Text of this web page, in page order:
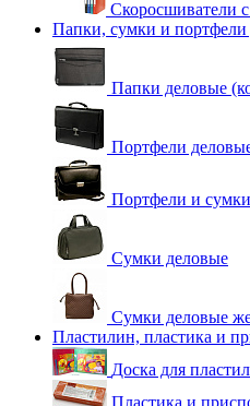
Скоросшиватели
Папки, сумки и портфели
Папки деловые
Портфели
Портфели и
Сумки деловые
Сумки деловые
Пластилин, пластика и
Доска для
Пластика и